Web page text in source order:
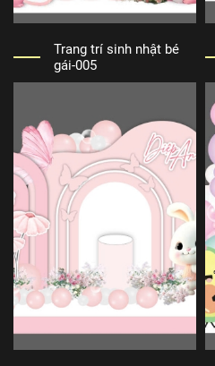
Trang trí sinh nhật bé
gái-005